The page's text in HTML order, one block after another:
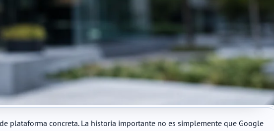
plataforma concreta. La historia importante no es simplemente que Google